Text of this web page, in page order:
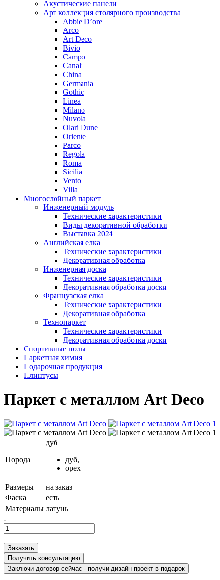
Акустические панели
Арт коллекция столярного производства
Abbie D’ore
Arco
Art Deco
Bivio
Campo
Canali
China
Germania
Gothic
Linea
Milano
Nuvola
Olari Dune
Oriente
Parco
Regola
Roma
Sicilia
Vento
Villa
Многослойный паркет
Инженерный модуль
Технические характеристики
Виды декоративной обработки
Выставка 2024
Английская елка
Технические характеристики
Декоративная обработка
Инженерная доска
Технические характеристики
Декоративная обработка доски
Французская елка
Технические характеристики
Декоративная обработка
Технопаркет
Технические характеристики
Декоративная обработка доски
Спортивные полы
Паркетная химия
Подарочная продукция
Плинтусы
Паркет с металлом Art Deco
Порода
дуб
дуб,
орех
Размеры
на заказ
Фаска
есть
Материалы латунь
-
+
Получить консультацию
Заключи договор сейчас - получи дизайн проект в подарок